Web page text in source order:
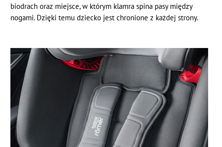
biodrach oraz miejsce, w którym klamra spina pasy między
nogami. Dzięki temu dziecko jest chronione z każdej strony.